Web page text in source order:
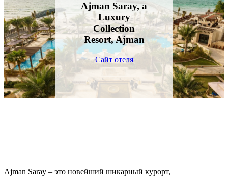
Ajman Saray, a
Luxury
Collection
Resort, Ajman
Сайт отеля
Ajman Saray – это новейший шикарный курорт,